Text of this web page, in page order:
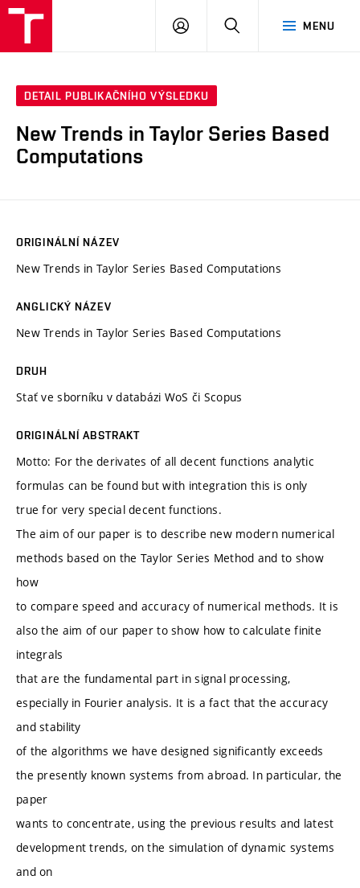
MENU
PŘIHLÁSIT
DETAIL PUBLIKAČNÍHO VÝSLEDKU
New Trends in Taylor Series Based
Computations
ORIGINÁLNÍ NÁZEV
New Trends in Taylor Series Based Computations
ANGLICKÝ NÁZEV
New Trends in Taylor Series Based Computations
DRUH
Stať ve sborníku v databázi WoS či Scopus
ORIGINÁLNÍ ABSTRAKT
Motto: For the derivates of all decent functions analytic
formulas can be found but with integration this is only
true for very special decent functions.
The aim of our paper is to describe new modern numerical
methods based on the Taylor Series Method and to show
how
to compare speed and accuracy of numerical methods. It is
also the aim of our paper to show how to calculate finite
integrals
that are the fundamental part in signal processing,
especially in Fourier analysis. It is a fact that the accuracy
and stability
of the algorithms we have designed significantly exceeds
the presently known systems from abroad. In particular, the
paper
wants to concentrate, using the previous results and latest
development trends, on the simulation of dynamic systems
and on